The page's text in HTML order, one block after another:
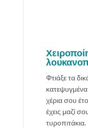
Φτιάξε τα
χέρια σου
έχεις μαζί
τυροπιτάκια.